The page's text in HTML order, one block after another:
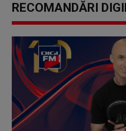
RECOMANDĂRI